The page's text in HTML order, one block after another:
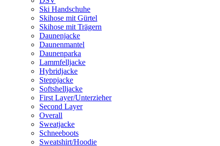
Ski Handschuhe
Skihose mit Gürtel
Skihose mit Trägern
Daunenjacke
Daunenmantel
Daunenparka
Lammfelljacke
Hybridjacke
Steppjacke
Softshelljacke
First Layer/Unterzieher
Second Layer
Overall
Sweatjacke
Schneeboots
Sweatshirt/Hoodie